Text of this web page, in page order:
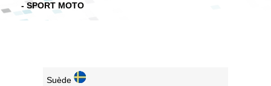
- SPORT MOTO
Suède